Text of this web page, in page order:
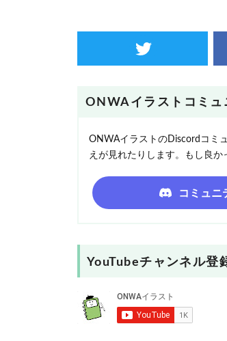
ONWAイラストコミュ
ONWAイラストのDiscordコミ
えが見れたりします。もし良か
コミュニ
YouTubeチャンネル登